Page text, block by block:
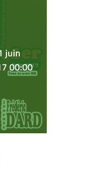
juin
00:00